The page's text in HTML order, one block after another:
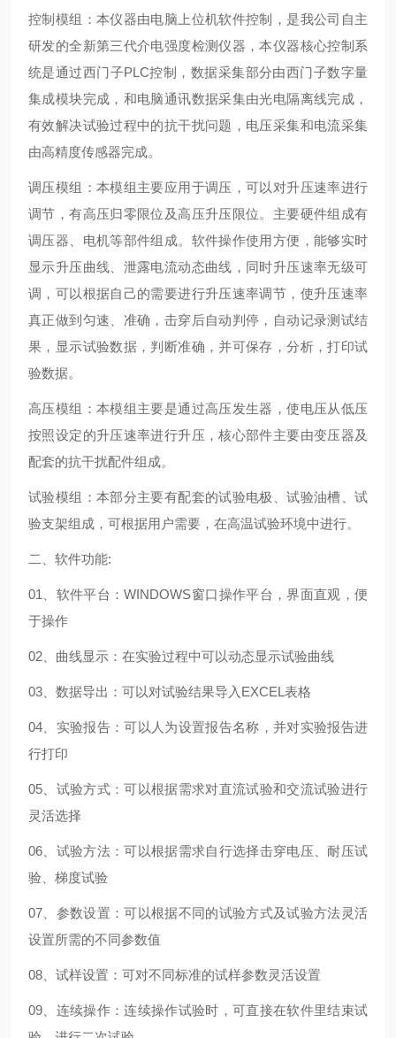
控制模组：本仪器由电脑上位机软件控制，是我公司自主
研发的全新第三代介电强度检测仪器，本仪器核心控制系
统是通过西门子PLC控制，数据采集部分由西门子数字量
集成模块完成，和电脑通讯数据采集由光电隔离线完成，
有效解决试验过程中的抗干扰问题，电压采集和电流采集
由高精度传感器完成。
调压模组：本模组主要应用于调压，可以对升压速率进行
调节，有高压归零限位及高压升压限位。主要硬件组成有
调压器、电机等部件组成。软件操作使用方便，能够实时
显示升压曲线、泄露电流动态曲线，同时升压速率无级可
调，可以根据自己的需要进行升压速率调节，使升压速率
真正做到匀速、准确，击穿后自动判停，自动记录测试结
果，显示试验数据，判断准确，并可保存，分析，打印试
验数据。
高压模组：本模组主要是通过高压发生器，使电压从低压
按照设定的升压速率进行升压，核心部件主要由变压器及
配套的抗干扰配件组成。
试验模组：本部分主要有配套的试验电极、试验油槽、试
验支架组成，可根据用户需要，在高温试验环境中进行。
二、软件功能:
01、软件平台：WINDOWS窗口操作平台，界面直观，便
于操作
02、曲线显示：在实验过程中可以动态显示试验曲线
03、数据导出：可以对试验结果导入EXCEL表格
04、实验报告：可以人为设置报告名称，并对实验报告进
行打印
05、试验方式：可以根据需求对直流试验和交流试验进行
灵活选择
06、试验方法：可以根据需求自行选择击穿电压、耐压试
验、梯度试验
07、参数设置：可以根据不同的试验方式及试验方法灵活
设置所需的不同参数值
08、试样设置：可对不同标准的试样参数灵活设置
09、连续操作：连续操作试验时，可直接在软件里结束试